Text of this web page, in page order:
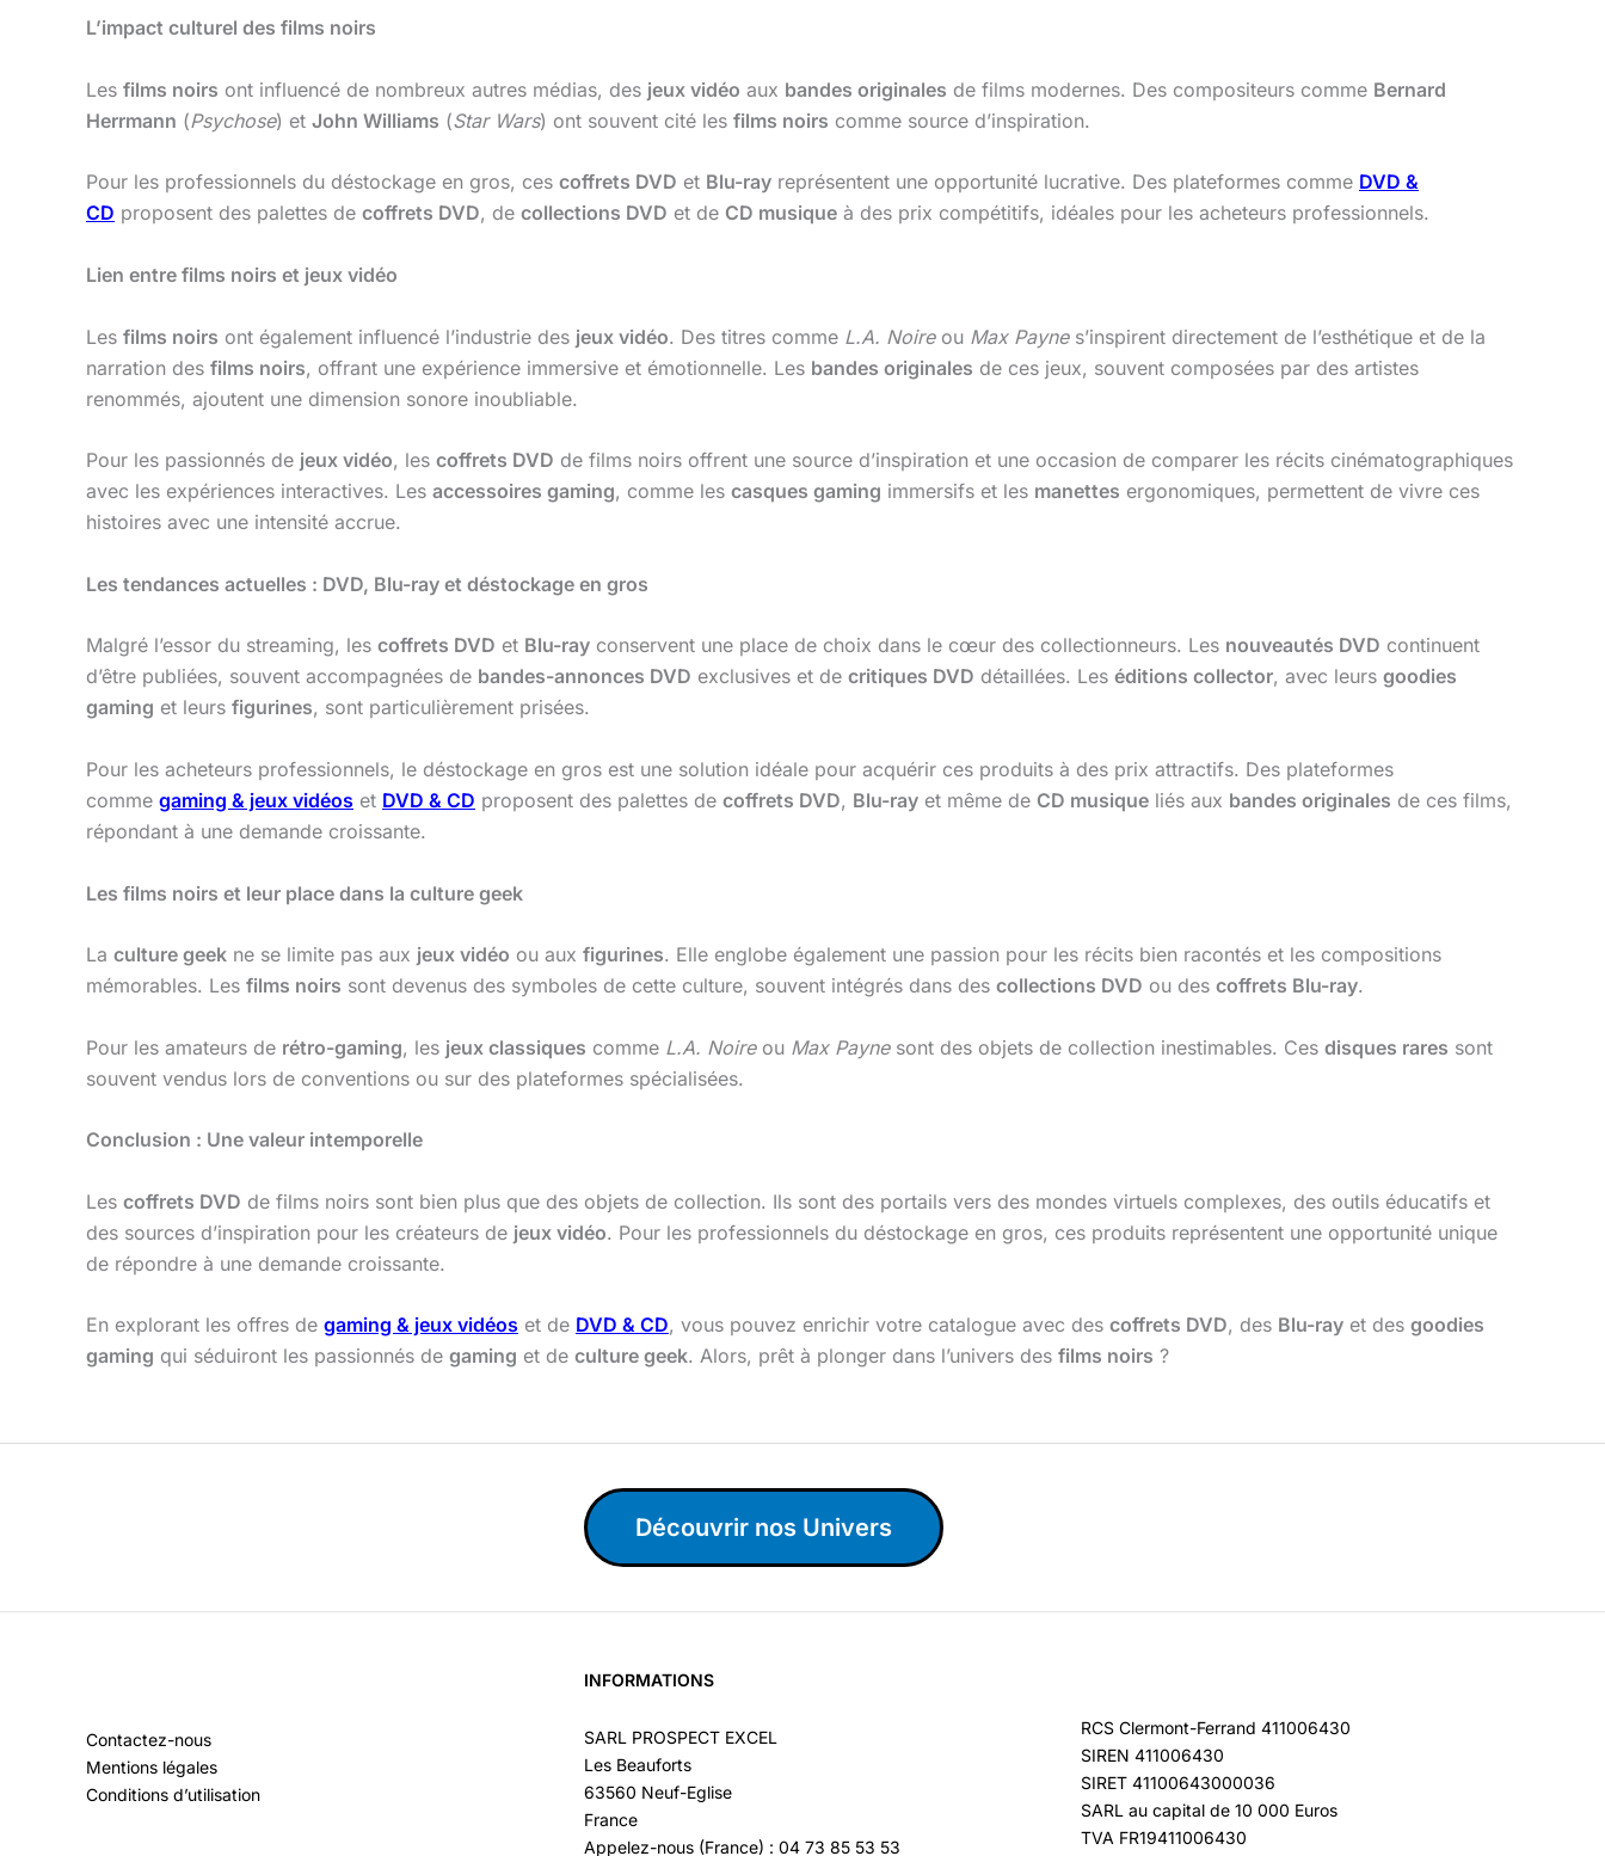
L’impact culturel des films noirs
Les films noirs ont influencé de nombreux autres médias, des jeux vidéo aux bandes originales de films modernes. Des compositeurs comme Bernard
Herrmann (Psychose) et John Williams (Star Wars) ont souvent cité les films noirs comme source d’inspiration.
Pour les professionnels du déstockage en gros, ces coffrets DVD et Blu-ray représentent une opportunité lucrative. Des plateformes comme DVD &
CD proposent des palettes de coffrets DVD, de collections DVD et de CD musique à des prix compétitifs, idéales pour les acheteurs professionnels.
Lien entre films noirs et jeux vidéo
Les films noirs ont également influencé l’industrie des jeux vidéo. Des titres comme L.A. Noireou Max Paynes’inspirent directement de l’esthétique et de la
narration des films noirs, offrant une expérience immersive et émotionnelle. Les bandes originales de ces jeux, souvent composées par des artistes
renommés, ajoutent une dimension sonore inoubliable.
Pour les passionnés de jeux vidéo, les coffrets DVD de films noirs offrent une source d’inspiration et une occasion de comparer les récits cinématographiques
avec les expériences interactives. Les accessoires gaming, comme les casques gaming immersifs et les manettes ergonomiques, permettent de vivre ces
histoires avec une intensité accrue.
Les tendances actuelles : DVD, Blu-ray et déstockage en gros
Malgré l’essor du streaming, les coffrets DVD et Blu-ray conservent une place de choix dans le cœur des collectionneurs. Les nouveautés DVD continuent
d’être publiées, souvent accompagnées de bandes-annonces DVD exclusives et de critiques DVD détaillées. Les éditions collector, avec leurs goodies
gaming et leurs figurines, sont particulièrement prisées.
Pour les acheteurs professionnels, le déstockage en gros est une solution idéale pour acquérir ces produits à des prix attractifs. Des plateformes
comme gaming & jeux vidéos et DVD & CD proposent des palettes de coffrets DVD, Blu-ray et même de CD musique liés aux bandes originales de ces films,
répondant à une demande croissante.
Les films noirs et leur place dans la culture geek
La culture geek ne se limite pas aux jeux vidéo ou aux figurines. Elle englobe également une passion pour les récits bien racontés et les compositions
mémorables. Les films noirs sont devenus des symboles de cette culture, souvent intégrés dans des collections DVD ou des coffrets Blu-ray.
Pour les amateurs de rétro-gaming, les jeux classiques comme L.A. Noireou Max Paynesont des objets de collection inestimables. Ces disques rares sont
souvent vendus lors de conventions ou sur des plateformes spécialisées.
Conclusion : Une valeur intemporelle
Les coffrets DVD de films noirs sont bien plus que des objets de collection. Ils sont des portails vers des mondes virtuels complexes, des outils éducatifs et
des sources d’inspiration pour les créateurs de jeux vidéo. Pour les professionnels du déstockage en gros, ces produits représentent une opportunité unique
de répondre à une demande croissante.
En explorant les offres de gaming & jeux vidéos et de DVD & CD, vous pouvez enrichir votre catalogue avec des coffrets DVD, des Blu-ray et des goodies
gaming qui séduiront les passionnés de gaming et de culture geek. Alors, prêt à plonger dans l’univers des films noirs ?
Découvrir nos Univers
Contactez-nous
Mentions légales
Conditions d’utilisation
INFORMATIONS
SARL PROSPECT EXCEL
Les Beauforts
63560 Neuf-Eglise
France
Appelez-nous (France) : 04 73 85 53 53
RCS Clermont-Ferrand 411006430
SIREN 411006430
SIRET 41100643000036
SARL au capital de 10 000 Euros
TVA FR19411006430